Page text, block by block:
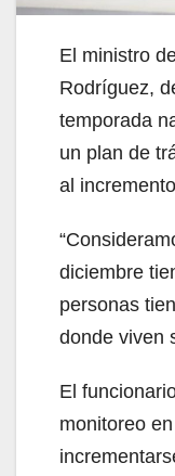
El ministro
Rodríguez,
temporada
un plan de
al
diciembre
personas
donde viven
El
monitoreo